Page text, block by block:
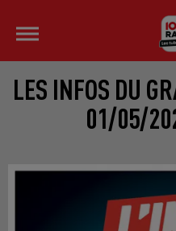
LES INFOS DU
01/05/